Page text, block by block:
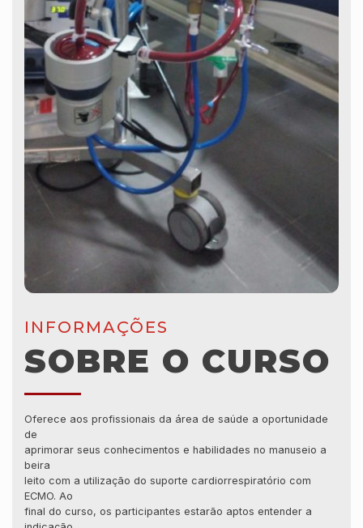
INFORMAÇÕES
SOBRE O CURSO
Oferece aos profissionais da área de saúde a oportunidade
de
aprimorar seus conhecimentos e habilidades no manuseio a
beira
leito com a utilização do suporte cardiorrespiratório com
ECMO. Ao
final do curso, os participantes estarão aptos entender a